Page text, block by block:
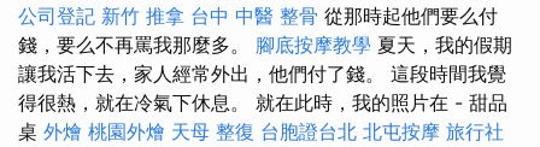
公司登記 新竹 推拿 台中 中醫 整骨 從那時起他們要么付
錢，要么不再罵我那麼多。 腳底按摩教學 夏天，我的假期
讓我活下去，家人經常外出，他們付了錢。 這段時間我覺
得很熱，就在冷氣下休息。 就在此時，我的照片在 - 甜品
桌 外燴 桃園外燴 天母 整復 台胞證台北 北屯按摩 旅行社